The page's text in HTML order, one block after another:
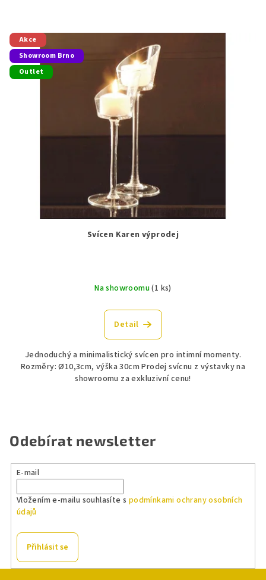
Akce
Showroom Brno
Outlet
Svícen Karen výprodej
Na showroomu(1 ks)
Detail
Jednoduchý a minimalistický svícen pro intimní momenty.
Rozměry: Ø10,3cm, výška 30cm Prodej svícnu z výstavky na
showroomu za exkluzivní cenu!
Odebírat newsletter
E-mail
Vložením e-mailu souhlasíte s podmínkami ochrany osobních
údajů
Přihlásit se